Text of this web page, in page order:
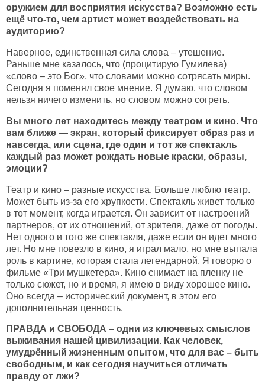
оружием для восприятия искусства? Возможно есть
ещё что-то, чем артист может воздействовать на
аудиторию?
Наверное, единственная сила слова – утешение.
Раньше мне казалось, что (процитирую Гумилева)
«слово – это Бог», что словами можно сотрясать миры.
Сегодня я поменял свое мнение. Я думаю, что словом
нельзя ничего изменить, но словом можно согреть.
Вы много лет находитесь между театром и кино. Что
вам ближе — экран, который фиксирует образ раз и
навсегда, или сцена, где один и тот же спектакль
каждый раз может рождать новые краски, образы,
эмоции?
Театр и кино – разные искусства. Больше люблю театр.
Может быть из-за его хрупкости. Спектакль живет только
в тот момент, когда играется. Он зависит от настроений
партнеров, от их отношений, от зрителя, даже от погоды.
Нет одного и того же спектакля, даже если он идет много
лет. Но мне повезло в кино, я играл мало, но мне выпала
роль в картине, которая стала легендарной. Я говорю о
фильме «Три мушкетера». Кино снимает на пленку не
только сюжет, но и время, я имею в виду хорошее кино.
Оно всегда – исторический документ, в этом его
дополнительная ценность.
ПРАВДА и СВОБОДА – одни из ключевых смыслов
выживания нашей цивилизации. Как человек,
умудрённый жизненным опытом, что для вас – быть
свободным, и как сегодня научиться отличать
правду от лжи?